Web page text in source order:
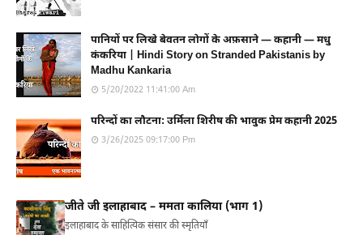
पानियों पर लिखे बेवतन लोगों के अफ़साने — कहानी — मधु
कंकरिया | Hindi Story on Stranded Pakistanis by
Madhu Kankaria
5/20/2022 11:41:00 Am
परिन्दों का लौटना: उर्मिला शिरीष की भावुक प्रेम कहानी 2025
3/26/2025 09:17:00 Pm
जीते जी इलाहाबाद – ममता कालिया (भाग 1)
इलाहाबाद के साहित्यिक संसार की स्मृतियाँ